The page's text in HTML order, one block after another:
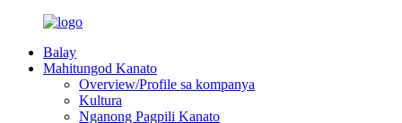
Balay
Mahitungod Kanato
Overview/Profile sa kompanya
Kultura
Nganong Pagpili Kanato